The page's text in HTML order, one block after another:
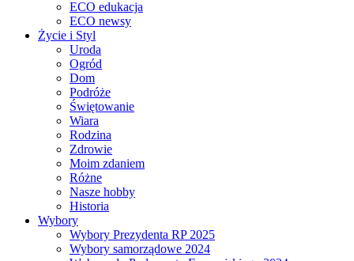
ECO edukacja
ECO newsy
Życie i Styl
Uroda
Ogród
Dom
Podróże
Świętowanie
Wiara
Rodzina
Zdrowie
Moim zdaniem
Różne
Nasze hobby
Historia
Wybory
Wybory Prezydenta RP 2025
Wybory samorządowe 2024